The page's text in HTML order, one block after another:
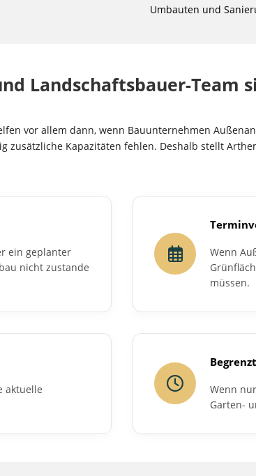
Umbauten und
Landschaftsbauer-Team
vor allem dann, wenn Bauunternehmen
zusätzliche Kapazitäten fehlen. Deshalb stellt
ein geplanter
nicht zustande
Wenn
müssen.
aktuelle
Wenn
Garten-